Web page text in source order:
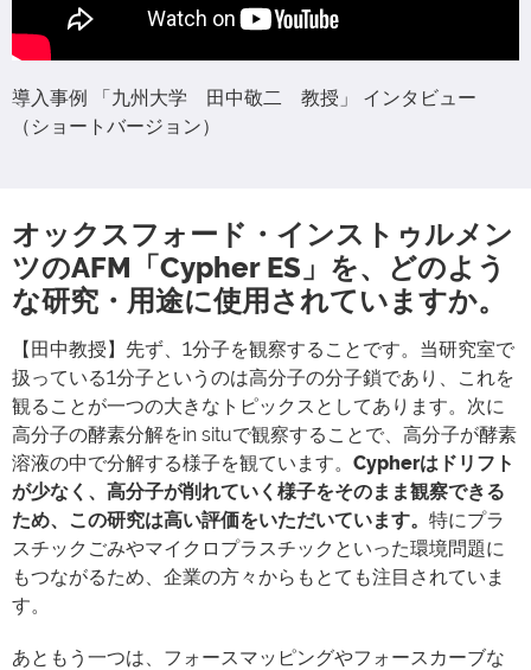
導入事例 「九州大学 田中敬二 教授」 インタビュー
（ショートバージョン）
オックスフォード・インストゥルメン
ツのAFM「Cypher ES」を、どのよう
な研究・用途に使用されていますか。
【田中教授】先ず、1分子を観察することです。当研究室で
扱っている1分子というのは高分子の分子鎖であり、これを
観ることが一つの大きなトピックスとしてあります。次に
高分子の酵素分解をin situで観察することで、高分子が酵素
溶液の中で分解する様子を観ています。 Cypherはドリフト
が少なく、高分子が削れていく様子をそのまま観察できる
ため、この研究は高い評価をいただいています。 特にプラ
スチックごみやマイクロプラスチックといった環境問題に
もつながるため、企業の方々からもとても注目されていま
す。
あともう一つは、フォースマッピングやフォースカーブな